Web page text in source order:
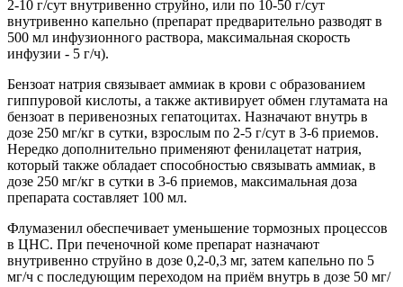
2-10 г/сут внутривенно струйно, или по 10-50 г/сут
внутривенно капельно (препарат предварительно разводят в
500 мл инфузионного раствора, максимальная скорость
инфузии - 5 г/ч).
Бензоат натрия связывает аммиак в крови с образованием
гиппуровой кислоты, а также активирует обмен глутамата на
бензоат в перивенозных гепатоцитах. Назначают внутрь в
дозе 250 мг/кг в сутки, взрослым по 2-5 г/сут в 3-6 приемов.
Нередко дополнительно применяют фенилацетат натрия,
который также обладает способностью связывать аммиак, в
дозе 250 мг/кг в сутки в 3-6 приемов, максимальная доза
препарата составляет 100 мл.
Флумазенил обеспечивает уменьшение тормозных процессов
в ЦНС. При печеночной коме препарат назначают
внутривенно струйно в дозе 0,2-0,3 мг, затем капельно по 5
мг/ч с последующим переходом на приём внутрь в дозе 50 мг/